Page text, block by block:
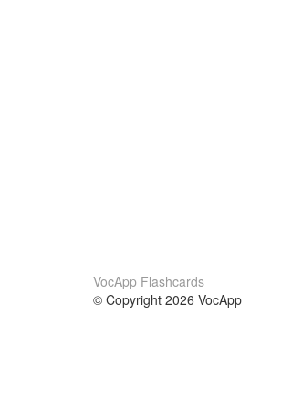
VocApp Flashcards
© Copyright 2026 VocApp